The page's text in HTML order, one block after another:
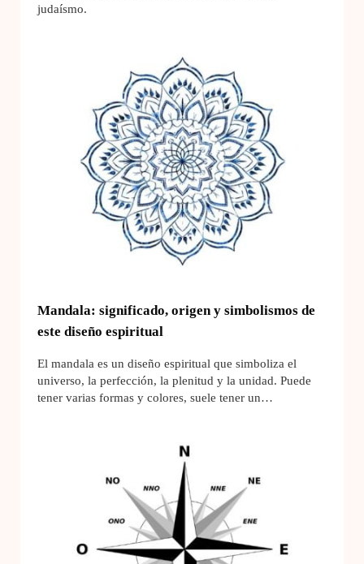
judaísmo.
Mandala: significado, origen y simbolismos de
este diseño espiritual
El mandala es un diseño espiritual que simboliza el
universo, la perfección, la plenitud y la unidad. Puede
tener varias formas y colores, suele tener un…